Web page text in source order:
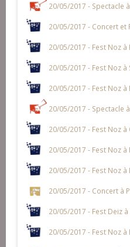
20/05/2017 - Spectacle
20/05/2017 - Concert et
20/05/2017 - Fest Noz à
20/05/2017 - Fest Noz à
20/05/2017 - Fest Noz à
20/05/2017 - Spectacle
20/05/2017 - Fest Noz à
20/05/2017 - Fest Noz à
20/05/2017 - Fest Noz à
20/05/2017 - Concert à
20/05/2017 - Fest Deiz
20/05/2017 - Fest Noz à